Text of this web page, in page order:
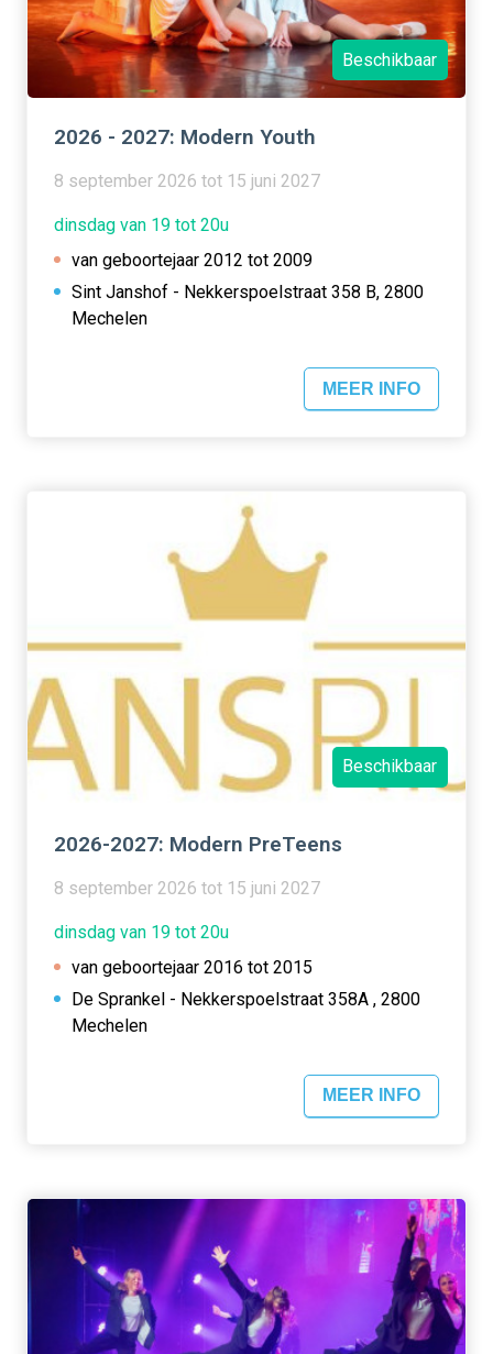
Beschikbaar
2026 - 2027: Modern Youth
8 september 2026 tot 15 juni 2027
dinsdag van 19 tot 20u
van geboortejaar 2012 tot 2009
Sint Janshof - Nekkerspoelstraat 358 B, 2800
Mechelen
MEER INFO
Beschikbaar
2026-2027: Modern PreTeens
8 september 2026 tot 15 juni 2027
dinsdag van 19 tot 20u
van geboortejaar 2016 tot 2015
De Sprankel - Nekkerspoelstraat 358A , 2800
Mechelen
MEER INFO